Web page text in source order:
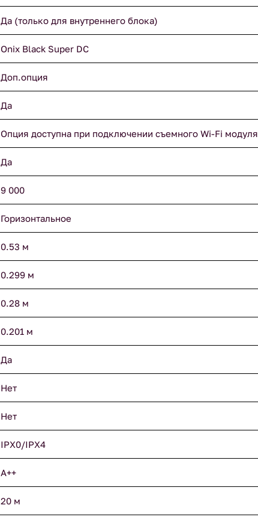
Да (только для внутреннего блока)
Onix Black Super DC
Доп.опция
Да
Опция доступна при подключении съемного Wi-Fi модуля
Да
9 000
Горизонтальное
0.53 м
0.299 м
0.28 м
0.201 м
Да
Нет
Нет
IPX0/IPX4
A++
20 м